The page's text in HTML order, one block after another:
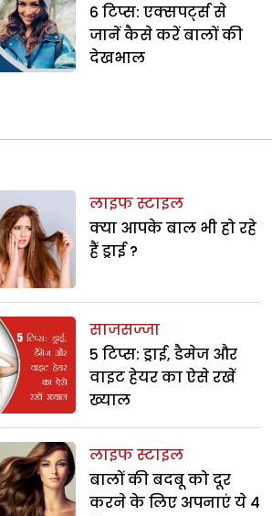
6 टिप्स: एक्सपर्ट्स से
जानें कैसे करें बालों की
देखभाल
लाइफ स्टाइल
क्या आपके बाल भी हो रहे
हैं ड्राई ?
साजसज्जा
5 टिप्स: ड्राई, डैमेज और
वाइट हेयर का ऐसे रखें
ख्याल
लाइफ स्टाइल
बालों की बदबू को दूर
करने के लिए अपनाएं ये 4